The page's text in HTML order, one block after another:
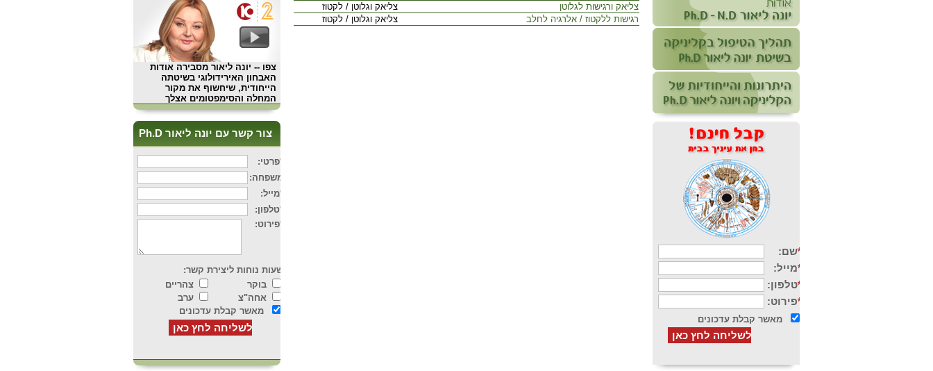
צפו -- יונה ליאור מסבירה אודות
האבחון האירידולוגי בשיטתה
הייחודית, שיחשוף את מקור
המחלה והסימפטומים אצלך
צור קשר עם יונה ליאור Ph.D
צליאק וגלוטן / לקטוז
צליאק ורגישות לגלוטן
צליאק וגלוטן / לקטוז
רגישות ללקטוז / אלרגיה לחלב